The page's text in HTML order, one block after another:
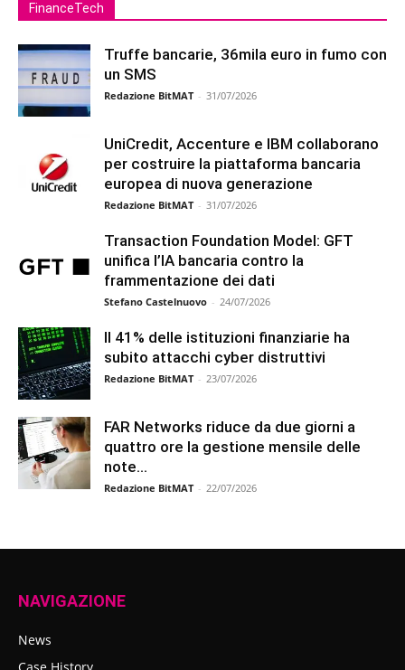
FinanceTech
Truffe bancarie, 36mila euro in fumo con
un SMS
Redazione BitMAT - 31/07/2026
UniCredit, Accenture e IBM collaborano
per costruire la piattaforma bancaria
europea di nuova generazione
Redazione BitMAT - 31/07/2026
Transaction Foundation Model: GFT
unifica l’IA bancaria contro la
frammentazione dei dati
Stefano Castelnuovo - 24/07/2026
Il 41% delle istituzioni finanziarie ha
subito attacchi cyber distruttivi
Redazione BitMAT - 23/07/2026
FAR Networks riduce da due giorni a
quattro ore la gestione mensile delle
note...
Redazione BitMAT - 22/07/2026
NAVIGAZIONE
News